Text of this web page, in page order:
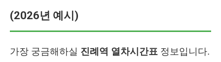
(2026년 예시)
가장 궁금해하실 진례역 열차시간표 정보입니다.